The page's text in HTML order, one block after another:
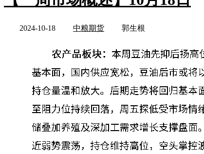
2024-10-18 中粮期货 郭生根